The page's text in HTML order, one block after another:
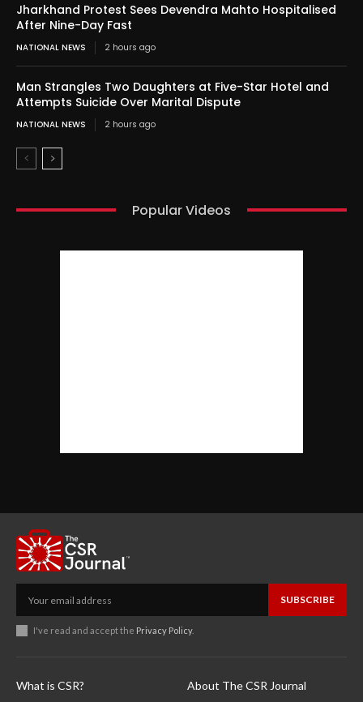
Jharkhand Protest Sees Devendra Mahto Hospitalised
After Nine-Day Fast
NATIONAL NEWS 2 hours ago
Man Strangles Two Daughters at Five-Star Hotel and
Attempts Suicide Over Marital Dispute
NATIONAL NEWS 2 hours ago
Popular Videos
SUBSCRIBE
I've read and accept the Privacy Policy.
What is CSR?
About The CSR Journal